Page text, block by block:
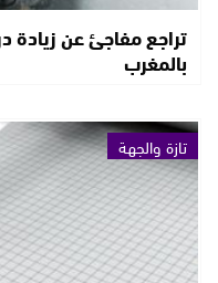
تراجع مفاجئ عن زيادة
بالمغرب
تازة والجهة